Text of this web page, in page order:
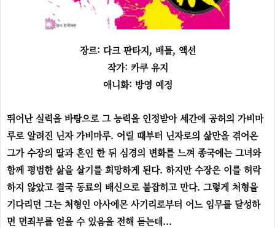
장르: 다크 판타지, 배틀, 액션
작가: 카쿠 유지
애니화: 방영 예정
뛰어난 실력을 바탕으로 그 능력을 인정받아 세간에 공허의 가비마
루로 알려진 닌자 가비마루. 어릴 때부터 닌자로의 삶만을 겪어온
그가 수장의 딸과 혼인 한 뒤 심경의 변화를 느껴 종국에는 그녀와
함께 평범한 삶을 살기를 희망하게 된다. 하지만 수장은 이를 허락
하지 않았고 결국 동료의 배신으로 붙잡히고 만다. 그렇게 처형을
기다리던 그는 처형인 아사에몬 사기리로부터 어느 임무를 달성하
면 면죄부를 얻을 수 있음을 전해 듣는데...